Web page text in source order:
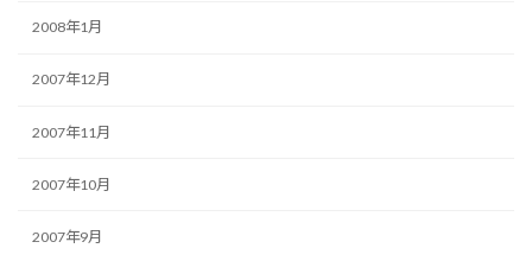
2008年1月
2007年12月
2007年11月
2007年10月
2007年9月